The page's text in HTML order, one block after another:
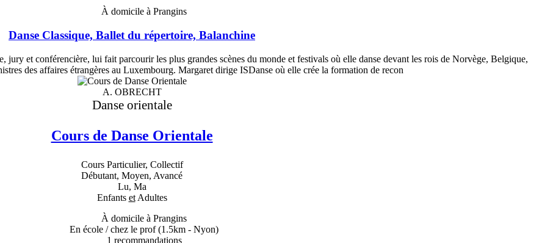
À domicile à Prangins
Danse Classique, Ballet du répertoire, Balanchine
jury et conférencière, lui fait parcourir les plus grandes scènes du monde et festivals où elle danse devant les rois de Norvège, Belgique,
des affaires étrangères au Luxembourg. Margaret dirige ISDanse où elle crée la formation de recon
A. OBRECHT
Danse orientale
Cours de Danse Orientale
Cours Particulier, Collectif
Débutant, Moyen, Avancé
Lu, Ma
Enfants etAdultes
À domicile à Prangins
En école / chez le prof(1.5km - Nyon)
1 recommandations